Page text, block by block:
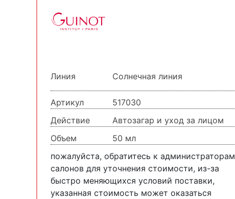
Линия Солнечная линия
Артикул
517030
Действие
Автозагар и уход за лицом
Объем
50 мл
пожалуйста, обратитесь к администраторам
салонов для уточнения стоимости, из-за
быстро меняющихся условий поставки,
указанная стоимость может оказаться